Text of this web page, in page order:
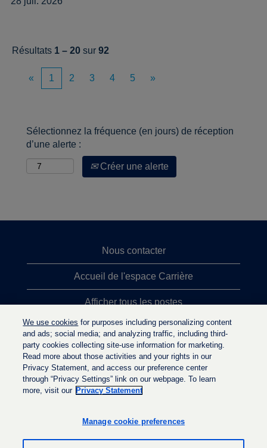
Résultats 1 – 20 sur 92
« 1 2 3 4 5 »
Sélectionnez la fréquence (en jours) de réception
d’une alerte :
Créer une alerte
Nous contacter
Accueil de l'espace Carrière
Afficher tous les postes
Principales recherches d'emploi
Politique de confidentialité
o
v
o
v
We use cookies for purposes including personalizing content
and ads; social media; and analyzing traffic, including third-
party cookies collecting site-use information for marketing.
Read more about those activities and your rights in our
Privacy Statement, and access our preference center
through “Privacy Settings” link on our webpage. To learn
more, visit our Privacy Statement
Manage cookie preferences